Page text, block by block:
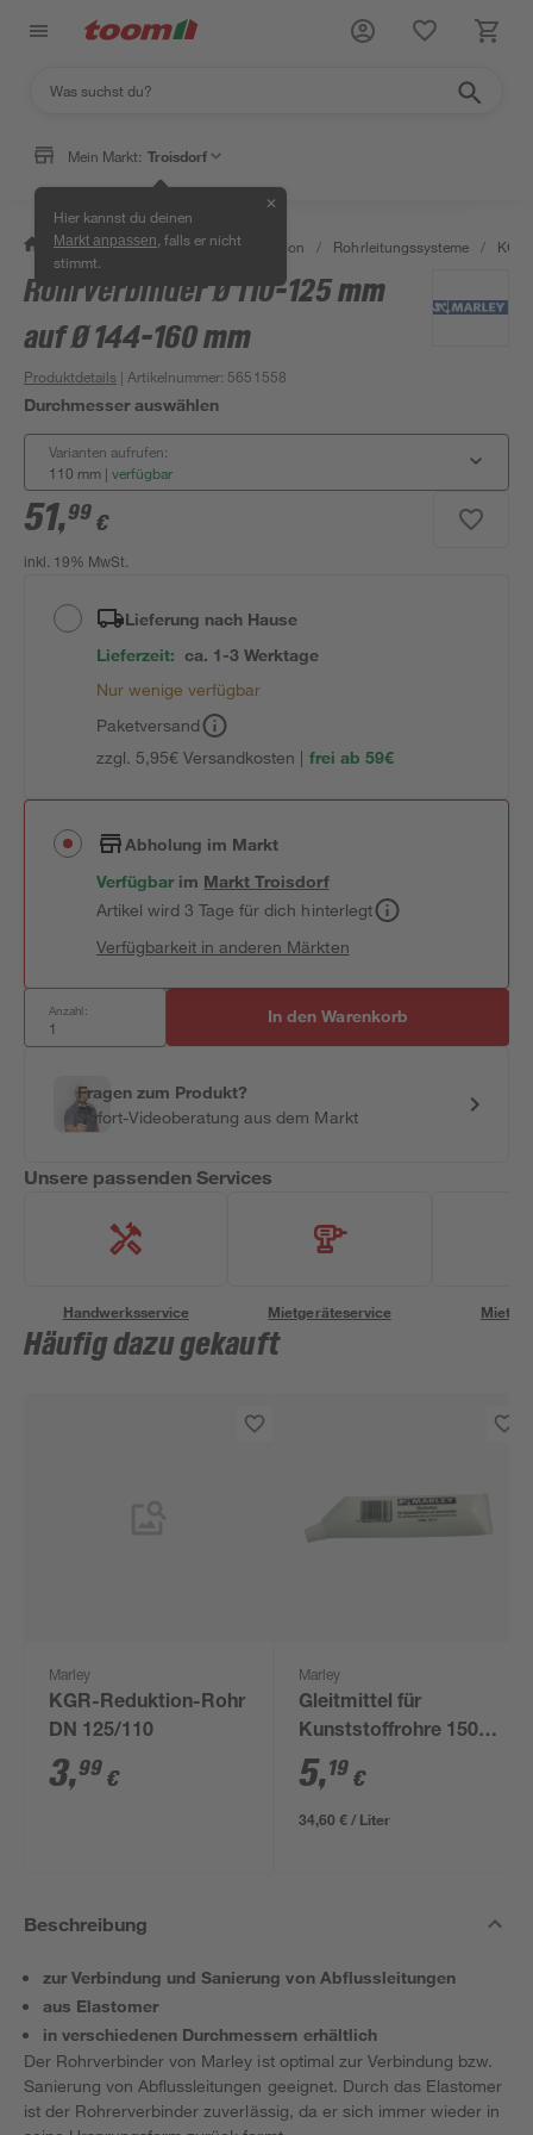
Mein Markt: Troisdorf
Hier kannst du deinen
Markt anpassen , falls er nicht
stimmt.
✕
/ Bad & Sanitär / Sanitärinstallation / Rohrleitungssysteme / KG
Rohrverbinder Ø 110-125 mm
auf Ø 144-160 mm
Produktdetails | Artikelnummer: 5651558
Durchmesser auswählen
Varianten aufrufen:
110 mm | verfügbar
51,99 €
inkl. 19% MwSt.
Lieferung nach Hause
Lieferzeit: ca. 1-3 Werktage
Nur wenige verfügbar
Paketversand
zzgl. 5,95€ Versandkosten | frei ab 59€
Abholung im Markt
Verfügbar im MarktTroisdorf
Artikel wird 3 Tage für dich hinterlegt
Verfügbarkeit in anderen Märkten
Anzahl: In den Warenkorb
Fragen zum Produkt?
Sofort-Videoberatung aus dem Markt
Unsere passenden Services
Handwerksservice Mietgeräteservice
Häufig dazu gekauft
Marley
KGR-Reduktion-Rohr
DN 125/110
3,99 €
Marley
Gleitmittel für
Kunststoffrohre 150
ml
5,19 €
34,60 € / Liter
Beschreibung
zur Verbindung und Sanierung von Abflussleitungen
aus Elastomer
in verschiedenen Durchmessern erhältlich
Der Rohrverbinder von Marley ist optimal zur Verbindung bzw.
Sanierung von Abflussleitungen geeignet. Durch das Elastomer
ist der Rohrerverbinder zuverlässig, da er sich immer wieder in